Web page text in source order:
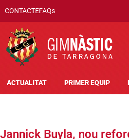
CONTACTEFAQs
ACTUALITAT PRIMER EQUIP
Jannick Buyla, nou